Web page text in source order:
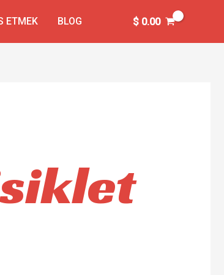
ETMEK BLOG $0.00